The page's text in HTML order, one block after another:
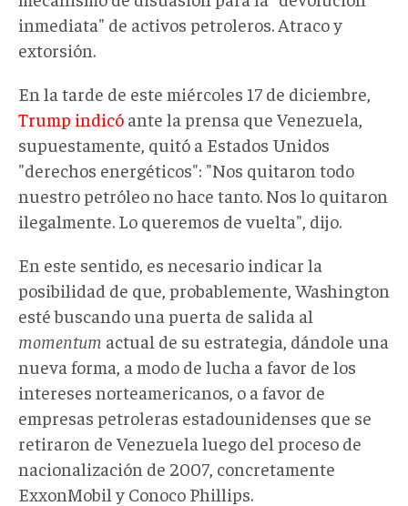
inmediata" de activos petroleros. Atraco y
extorsión.
En la tarde de este miércoles 17 de diciembre,
Trump indicó ante la prensa que Venezuela,
supuestamente, quitó a Estados Unidos
"derechos energéticos": "Nos quitaron todo
nuestro petróleo no hace tanto. Nos lo quitaron
ilegalmente. Lo queremos de vuelta", dijo.
En este sentido, es necesario indicar la
posibilidad de que, probablemente, Washington
esté buscando una puerta de salida al
momentum actual de su estrategia, dándole una
nueva forma, a modo de lucha a favor de los
intereses norteamericanos, o a favor de
empresas petroleras estadounidenses que se
retiraron de Venezuela luego del proceso de
nacionalización de 2007, concretamente
ExxonMobil y Conoco Phillips.